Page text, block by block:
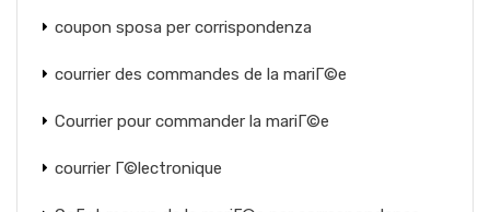
coupon sposa per corrispondenza
courrier des commandes de la mariГ©e
Courrier pour commander la mariГ©e
courrier Г©lectronique